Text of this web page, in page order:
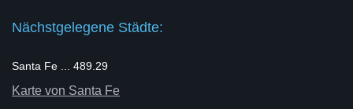
Nächstgelegene Städte:
Santa Fe ... 489.29
Karte von Santa Fe